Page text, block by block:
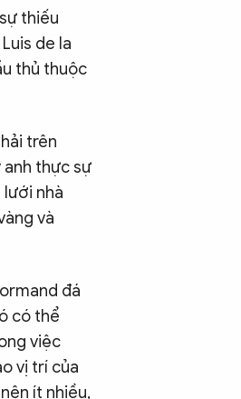
thiếu
de la
thủ thuộc
trên
anh thực sự
lưới nhà
và
đá
có thể
việc
vị trí của
ít nhiều,